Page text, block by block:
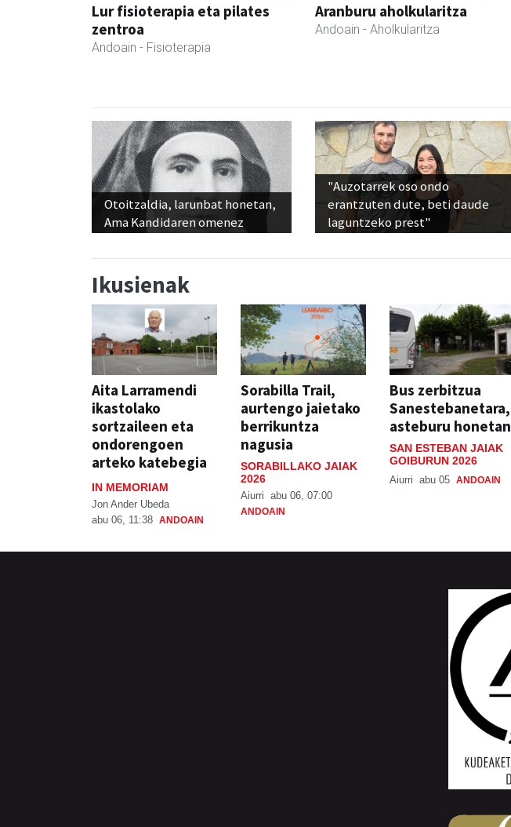
Lur fisioterapia eta pilates
zentroa
Andoain - Fisioterapia
Aranburu aholkularitza
Andoain - Aholkularitza
Otoitzaldia, larunbat honetan,
Ama Kandidaren omenez
"Auzotarrek oso ondo
erantzuten dute, beti daude
laguntzeko prest"
Ikusienak
Aita Larramendi
ikastolako
sortzaileen eta
ondorengoen
arteko katebegia
IN MEMORIAM
Jon Ander Ubeda
abu 06, 11:38 ANDOAIN
Sorabilla Trail,
aurtengo jaietako
berrikuntza
nagusia
SORABILLAKO JAIAK
2026
Aiurri abu 06, 07:00
ANDOAIN
Bus zerbitzua
Sanestebanetara,
asteburu honetan
SAN ESTEBAN JAIAK
GOIBURUN 2026
Aiurri abu 05 ANDOAIN